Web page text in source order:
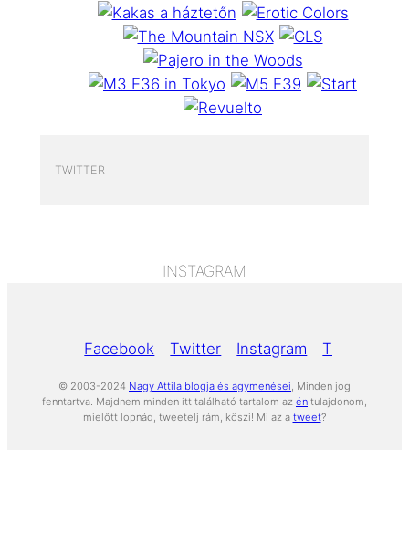
TWITTER
INSTAGRAM
Facebook Twitter Instagram Tumblr
© 2003-2024 Nagy Attila blogja és agymenései , Minden jog
fenntartva. Majdnem minden itt található tartalom az én tulajdonom,
mielőtt lopnád, tweetelj rám, köszi! Mi az a tweet?